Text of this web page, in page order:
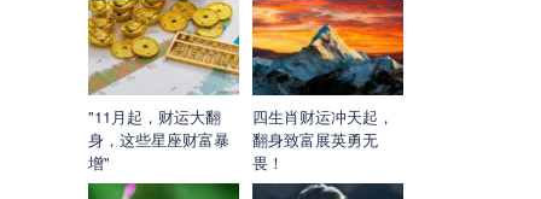
"11月起，财运大翻
身，这些星座财富暴
增"
四生肖财运冲天起，
翻身致富展英勇无
畏！